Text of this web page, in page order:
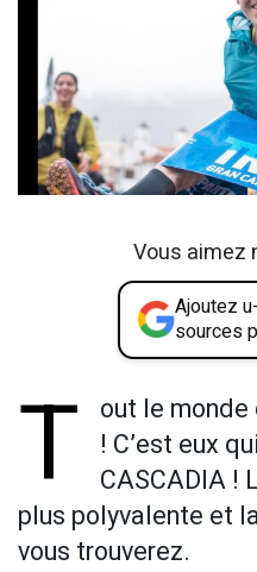
Vous aimez
Ajoutez
sources
T
out le monde
! C’est eux
CASCADIA !
plus polyvalente et
vous trouverez.